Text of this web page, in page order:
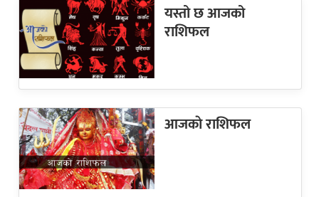
यस्तो छ आजको
राशिफल
आजकाे राशिफल